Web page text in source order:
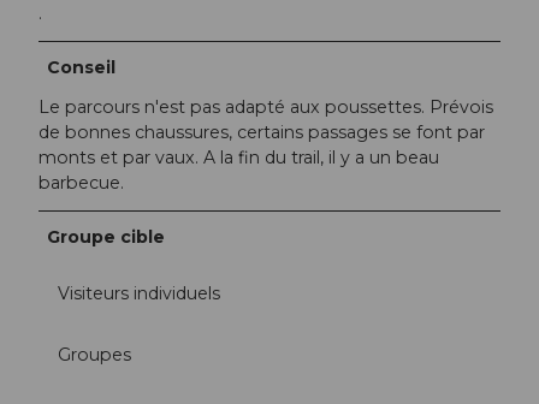
.
Conseil
Le parcours n'est pas adapté aux poussettes. Prévois
de bonnes chaussures, certains passages se font par
monts et par vaux. A la fin du trail, il y a un beau
barbecue.
Groupe cible
Visiteurs individuels
Groupes